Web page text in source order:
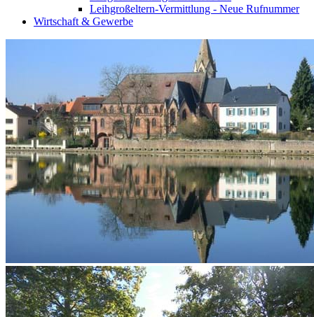
Leihgroßeltern-Vermittlung - Neue Rufnummer
Wirtschaft & Gewerbe